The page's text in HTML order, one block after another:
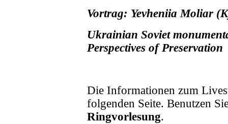
Vortrag: Yevheniia Moliar
Ukrainian Soviet
Perspectives of Preservation
Die Informationen zum
folgenden Seite. Benutzen
Ringvorlesung.